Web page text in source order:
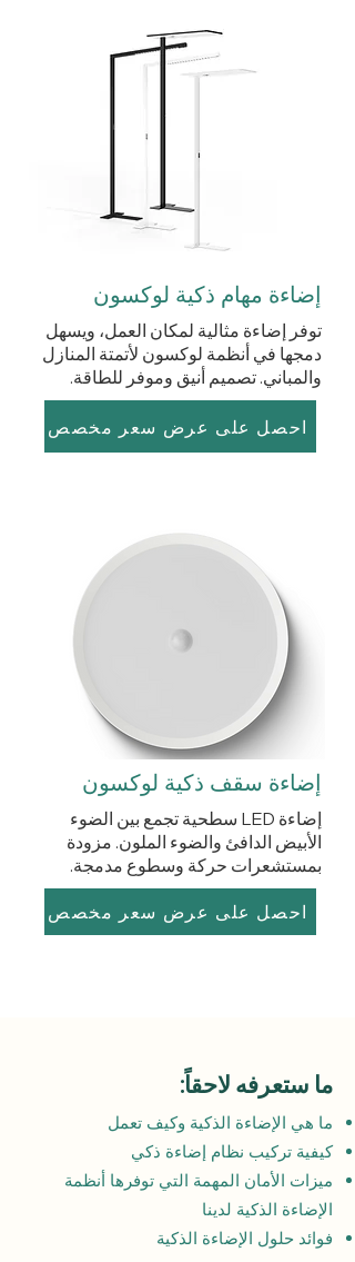
إضاءة مهام ذكية لوكسون
توفر إضاءة مثالية لمكان العمل، ويسهل
دمجها في أنظمة لوكسون لأتمتة المنازل
والمباني. تصميم أنيق وموفر للطاقة.
احصل على عرض سعر مخصص
إضاءة سقف ذكية لوكسون
إضاءة LED سطحية تجمع بين الضوء
الأبيض الدافئ والضوء الملون. مزودة
بمستشعرات حركة وسطوع مدمجة.
احصل على عرض سعر مخصص
ما ستعرفه لاحقاً:
ما هي الإضاءة الذكية وكيف تعمل
كيفية تركيب نظام إضاءة ذكي
ميزات الأمان المهمة التي توفرها أنظمة
الإضاءة الذكية لدينا
فوائد حلول الإضاءة الذكية